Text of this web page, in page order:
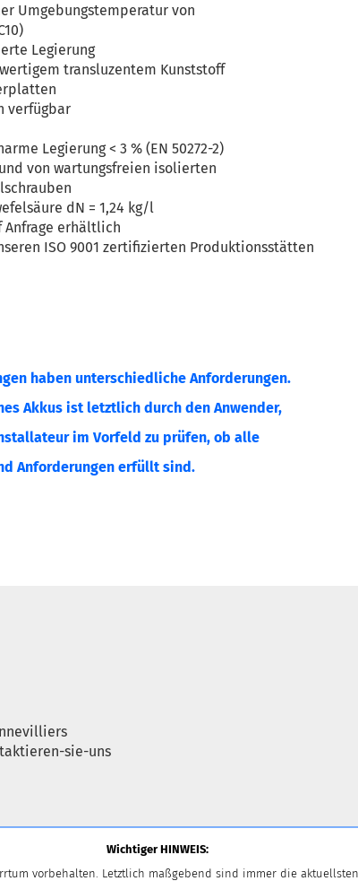
Umgebungstemperatur von
Legierung
transluzentem Kunststoff
verfügbar
Legierung < 3 % (EN 50272-2)
von wartungsfreien isolierten
dN = 1,24 kg/l
erhältlich
ISO 9001 zertifizierten Produktionsstätten
haben unterschiedliche Anforderungen.
Akkus ist letztlich durch den Anwender,
im Vorfeld zu prüfen, ob alle
Anforderungen erfüllt sind.
sie-uns
die Homepage zu diesem Artikel.
Wichtiger HINWEIS:
vorbehalten. Letztlich maßgebend sind immer die